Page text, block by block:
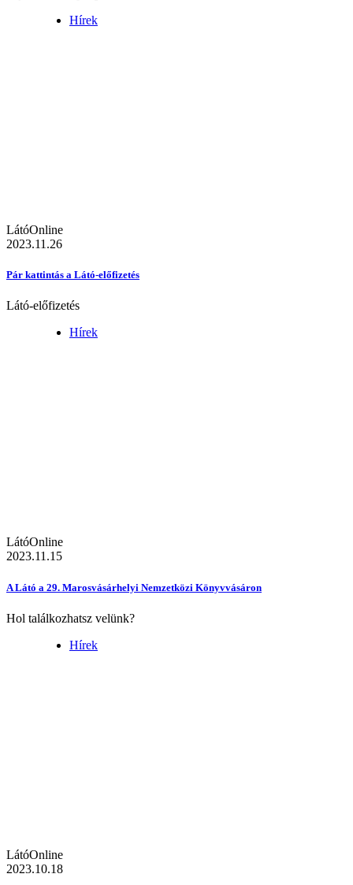
Hírek
LátóOnline
2023.11.26
Pár kattintás a Látó-előfizetés
Látó-előfizetés
Hírek
LátóOnline
2023.11.15
A Látó a 29. Marosvásárhelyi Nemzetközi Könyvvásáron
Hol találkozhatsz velünk?
Hírek
LátóOnline
2023.10.18